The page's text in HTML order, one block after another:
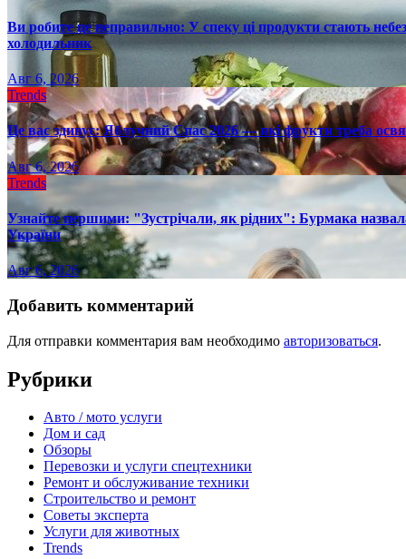
Ви робите це неправильно: У спеку ці продукти стають
холодильник
Авг 6, 2026
Trends
Це вас здивує: Яблучний Спас 2026 — які фрукти треба
Авг 6, 2026
Trends
Узнайте першими: "Зустрічали, як рідних": Бурмака
України
Авг 6, 2026
Добавить комментарий
Для отправки комментария вам необходимо авторизоваться.
Рубрики
Авто / мото услуги
Дом и сад
Обзоры
Перевозки и услуги спецтехники
Ремонт и обслуживание техники
Строительство и ремонт
Советы эксперта
Услуги для животных
Trends